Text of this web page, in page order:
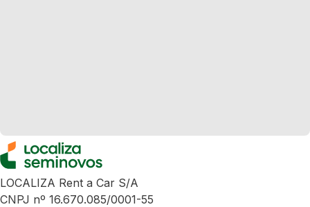
LOCALIZA Rent a Car S/A
CNPJ nº 16.670.085/0001-55